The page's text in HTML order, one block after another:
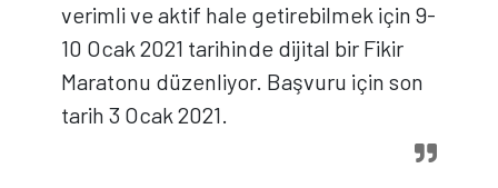
verimli ve aktif hale getirebilmek için 9-
10 Ocak 2021 tarihinde dijital bir Fikir
Maratonu düzenliyor. Başvuru için son
tarih 3 Ocak 2021.